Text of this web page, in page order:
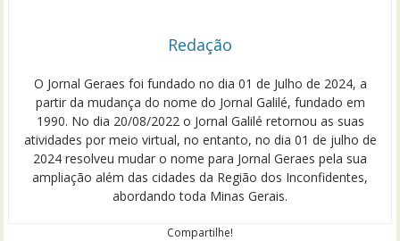
Redação
O Jornal Geraes foi fundado no dia 01 de Julho de 2024, a
partir da mudança do nome do Jornal Galilé, fundado em
1990. No dia 20/08/2022 o Jornal Galilé retornou as suas
atividades por meio virtual, no entanto, no dia 01 de julho de
2024 resolveu mudar o nome para Jornal Geraes pela sua
ampliação além das cidades da Região dos Inconfidentes,
abordando toda Minas Gerais.
Compartilhe!